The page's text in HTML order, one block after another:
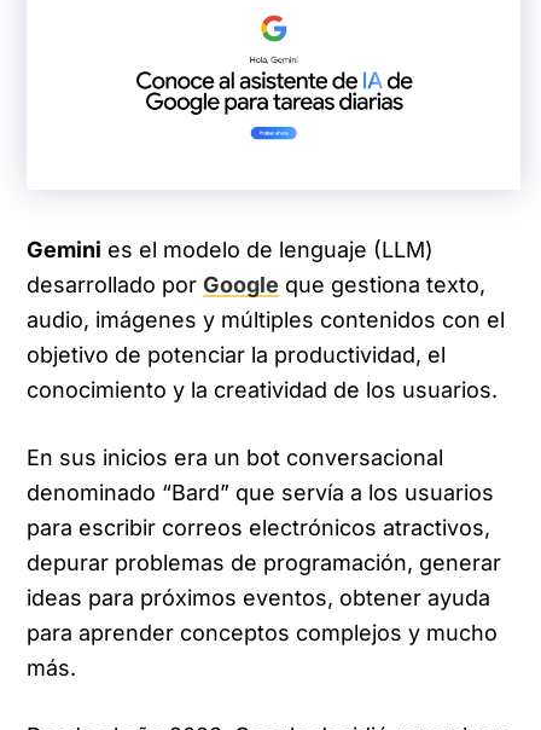
Gemini es el modelo de lenguaje (LLM)
desarrollado por Google que gestiona texto,
audio, imágenes y múltiples contenidos con el
objetivo de potenciar la productividad, el
conocimiento y la creatividad de los usuarios.
En sus inicios era un bot conversacional
denominado “Bard” que servía a los usuarios
para escribir correos electrónicos atractivos,
depurar problemas de programación, generar
ideas para próximos eventos, obtener ayuda
para aprender conceptos complejos y mucho
más.